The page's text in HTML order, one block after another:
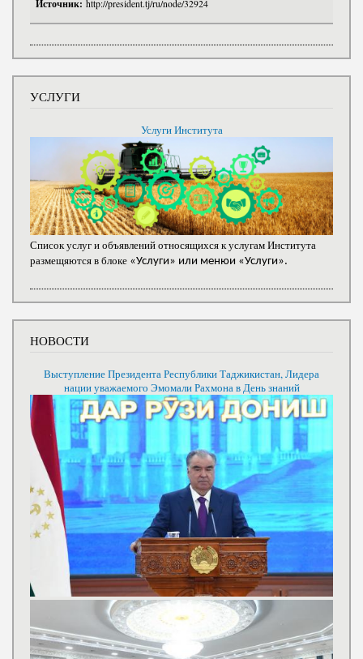
Источник: http://president.tj/ru/node/32924
УСЛУГИ
Услуги Института
Список услуг и объявлений относящихся к услугам Института
размещяются в блоке «Услуги» или менюи «Услуги».
НОВОСТИ
Выступление Президента Республики Таджикистан, Лидера
нации уважаемого Эмомали Рахмона в День знаний